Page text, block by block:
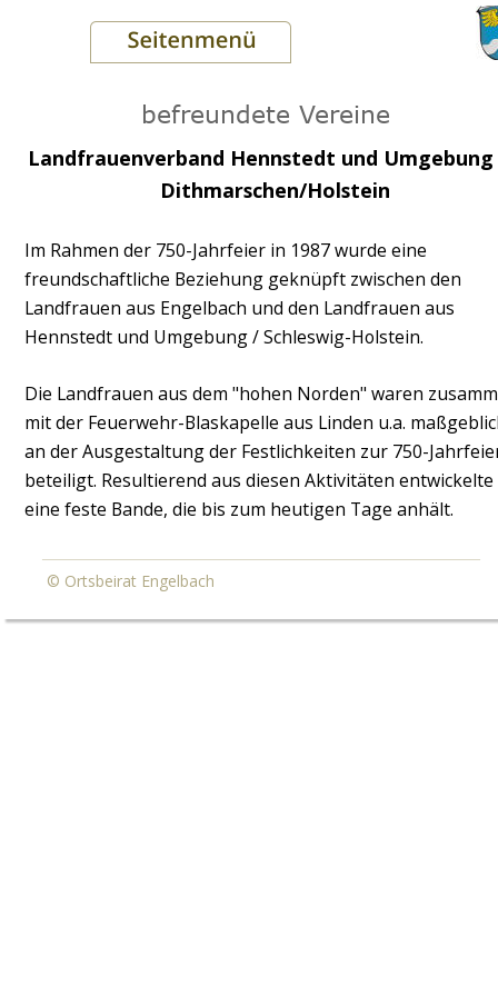
befreundete Vereine
Landfrauenverband Hennstedt und
Dithmarschen/Holstein
Im Rahmen der 750-Jahrfeier in 1987 wurde eine
freundschaftliche Beziehung geknüpft zwischen den
Landfrauen aus Engelbach und den Landfrauen aus
Hennstedt und Umgebung / Schleswig-Holstein.
Die Landfrauen aus dem "hohen Norden" waren
mit der Feuerwehr-Blaskapelle aus Linden u.a.
an der Ausgestaltung der Festlichkeiten zur 750-
beteiligt. Resultierend aus diesen Aktivitäten
eine feste Bande, die bis zum heutigen Tage anhält.
© Ortsbeirat Engelbach